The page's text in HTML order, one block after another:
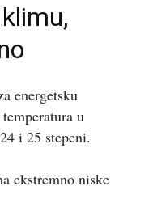
energetsku
u
i 25 stepeni.
ekstremno niske